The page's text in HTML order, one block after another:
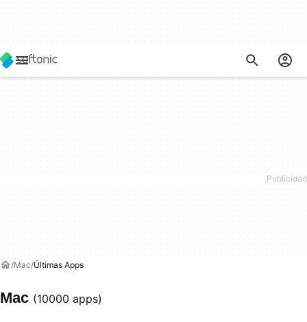
Mac Últimas Apps
Mac (10000 apps)